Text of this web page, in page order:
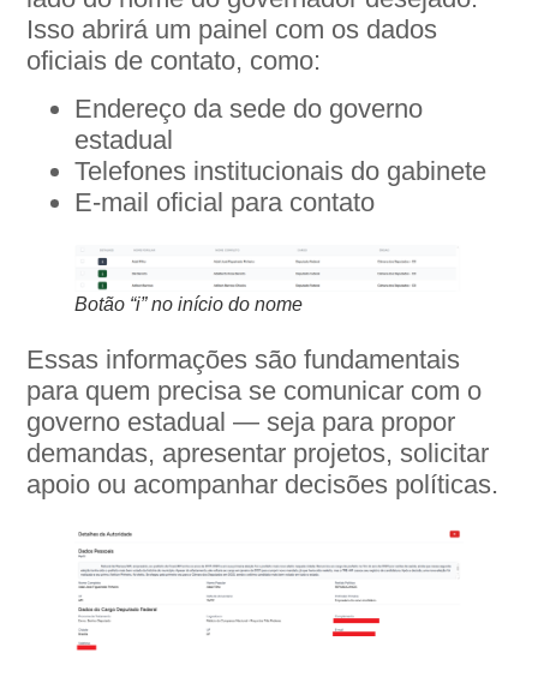
Isso abrirá um painel com os dados
oficiais de contato, como:
Endereço da sede do governo
estadual
Telefones institucionais do gabinete
E-mail oficial para contato
Botão “i” no início do nome
Essas informações são fundamentais
para quem precisa se comunicar com o
governo estadual — seja para propor
demandas, apresentar projetos, solicitar
apoio ou acompanhar decisões políticas.